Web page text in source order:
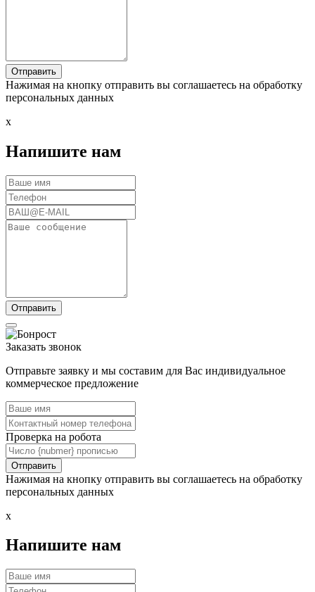
Нажимая на кнопку отправить вы соглашаетесь на обработку
персональных данных
x
Напишите нам
Заказать звонок
Отправьте заявку и мы составим для Вас индивидуальное
коммерческое предложение
Проверка на робота
Нажимая на кнопку отправить вы соглашаетесь на обработку
персональных данных
x
Напишите нам